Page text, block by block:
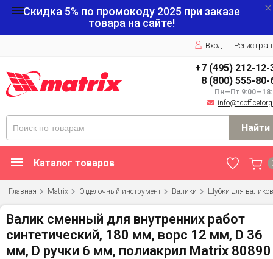
Скидка 5% по промокоду 2025 при заказе
товара на сайте!
Вход
+7 (495) 212-12-
8 (800) 555-80-
Пн—Пт
Найти
Каталог товаров
Главная Matrix Отделочный инструмент Валики Шубки для валиков
Валик сменный для внутренних работ
синтетический, 180 мм, ворс 12 мм, D 36
мм, D ручки 6 мм, полиакрил Matrix 80890